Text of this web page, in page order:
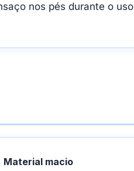
nos pés durante o uso
Material macio